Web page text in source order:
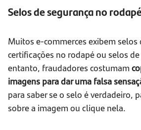
Selos de segurança no
Muitos e-commerces exibem selos
certificações no rodapé ou selos
entanto, fraudadores costumam
imagens para dar uma falsa
para saber se o selo é verdadeiro,
sobre a imagem ou clique nela.